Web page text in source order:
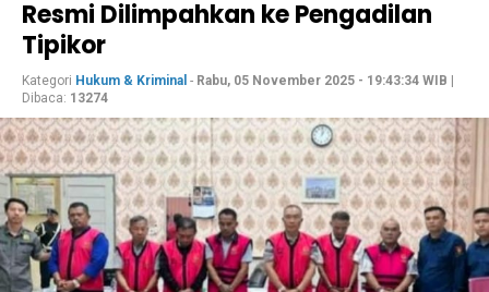
Resmi Dilimpahkan ke Pengadilan
Tipikor
Kategori Hukum & Kriminal - Rabu, 05 November 2025 - 19:43:34 WIB
Dibaca: 13274